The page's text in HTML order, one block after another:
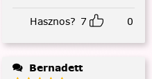
Hasznos? 7 0
Bernadett